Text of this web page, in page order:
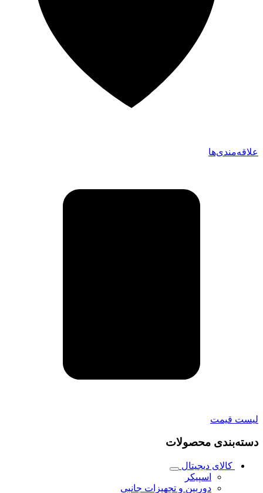
علاقه‌مندی‌ها
لیست قیمت
دسته‌بندی محصولات
کالای دیجیتال
اسپیکر
دوربین و تجهیزات جانبی